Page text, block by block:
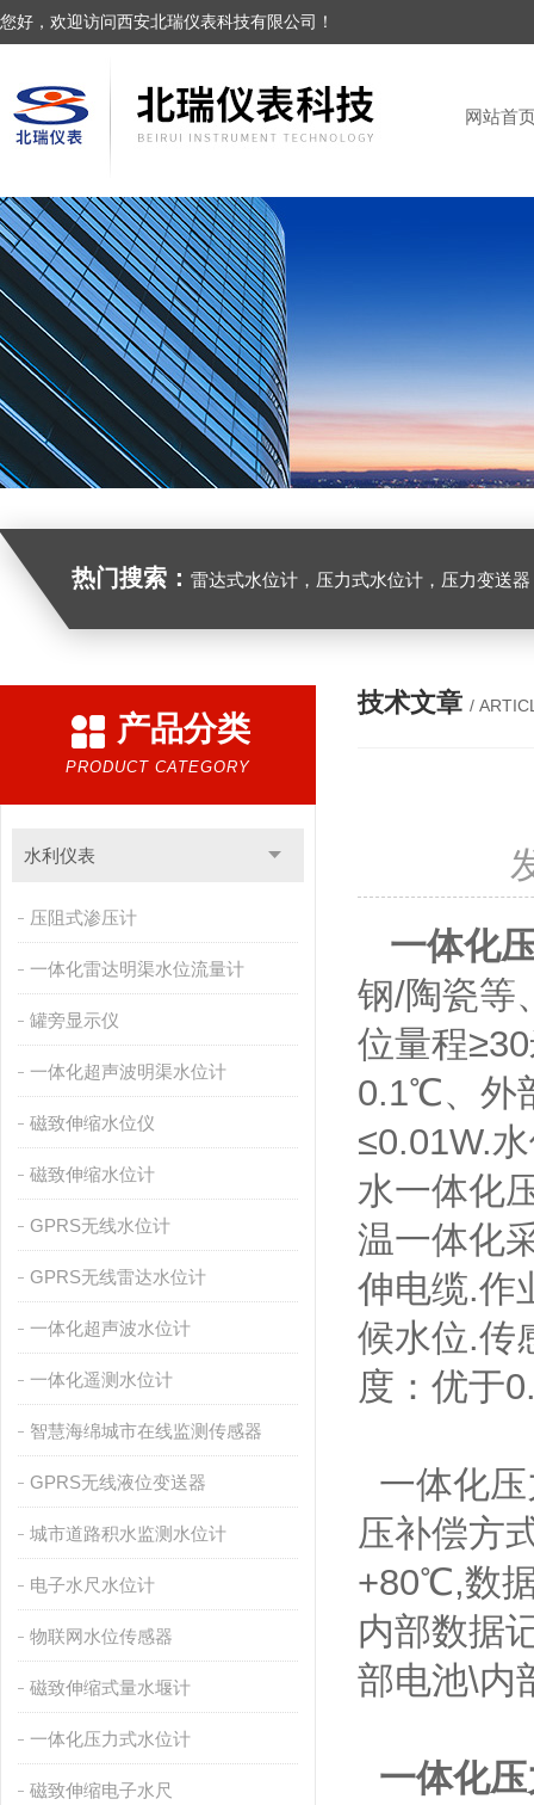
您好，欢迎访问西安北瑞仪表科技有限公司！
网站首
热门搜索： 雷达式水位计，压力式水位计，压力变送器
产品分类
PRODUCT CATEGORY
水利仪表
压阻式渗压计
一体化雷达明渠水位流量计
罐旁显示仪
一体化超声波明渠水位计
磁致伸缩水位仪
磁致伸缩水位计
GPRS无线水位计
GPRS无线雷达水位计
一体化超声波水位计
一体化遥测水位计
智慧海绵城市在线监测传感器
GPRS无线液位变送器
城市道路积水监测水位计
电子水尺水位计
物联网水位传感器
磁致伸缩式量水堰计
一体化压力式水位计
磁致伸缩电子水尺
技术文章 /
一体化
钢/陶瓷等
位量程
0.1℃、外
≤0.01W.
水一体化
温一体化
伸电缆.作
候水位.传
度：优于
一体化
压补偿方
+80℃,数
内部数据
部电池\内
一体化